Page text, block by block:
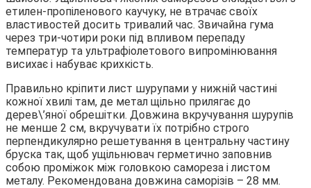
етилен-пропіленового каучуку, не втрачає своїх
властивостей досить тривалий час. Звичайна гума
через три-чотири роки під впливом перепаду
температур та ультрафіолетового випромінювання
висихає і набуває крихкість.
Правильно кріпити лист шурупами у нижній частині
кожної хвилі там, де метал щільно прилягає до
дерев\’яної обрешітки. Довжина вкручування шурупів
не менше 2 см, вкручувати їх потрібно строго
перпендикулярно решетування в центральну частину
бруска так, щоб ущільнювач герметично заповнив
собою проміжок між головкою самореза і листом
металу. Рекомендована довжина саморізів – 28 мм.